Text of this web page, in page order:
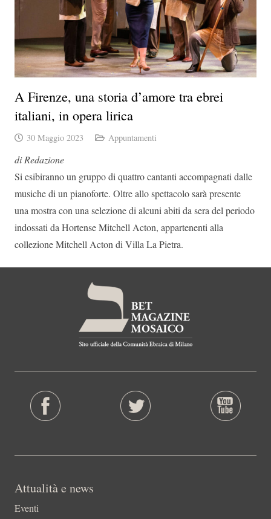
A Firenze, una storia d’amore tra ebrei
italiani, in opera lirica
30 Maggio 2023 Appuntamenti
di Redazione
Si esibiranno un gruppo di quattro cantanti accompagnati dalle
musiche di un pianoforte. Oltre allo spettacolo sarà presente
una mostra con una selezione di alcuni abiti da sera del periodo
indossati da Hortense Mitchell Acton, appartenenti alla
collezione Mitchell Acton di Villa La Pietra.
Attualità e news
Eventi